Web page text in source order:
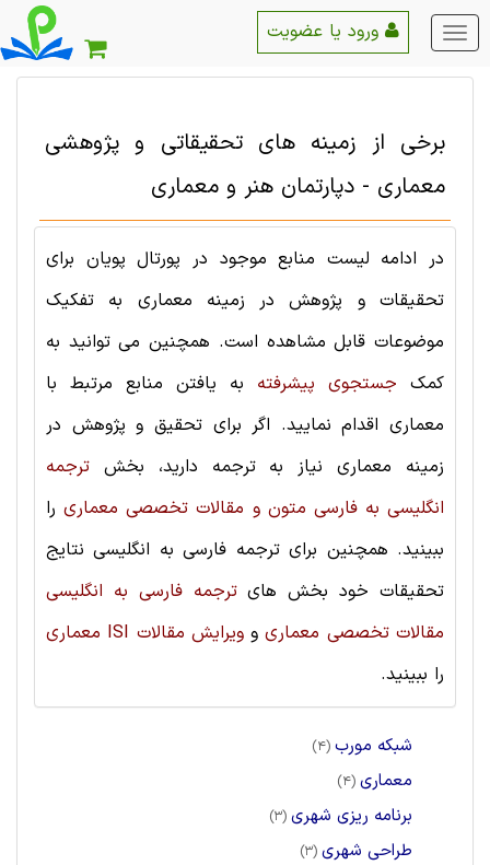
منو
اصلی
برخی از زمینه های تحقیقاتی و پژوهشی
معماری - دپارتمان هنر و معماری
در ادامه لیست منابع موجود در پورتال پویان برای
تحقیقات و پژوهش در زمینه معماری به تفکیک
موضوعات قابل مشاهده است. همچنین می توانید به
کمک جستجوی پیشرفته به یافتن منابع مرتبط با
معماری اقدام نمایید. اگر برای تحقیق و پژوهش در
زمینه معماری نیاز به ترجمه دارید، بخش ترجمه
انگلیسی به فارسی متون و مقالات تخصصی معماریرا
ببینید. همچنین برای ترجمه فارسی به انگلیسی نتایج
تحقیقات خود بخش هایترجمه فارسی به انگلیسی
مقالات تخصصی معماریوویرایش مقالات ISI معماری
را ببینید.
شبکه مورب (4)
معماری (4)
برنامه ریزی شهری (3)
طراحی شهری (3)